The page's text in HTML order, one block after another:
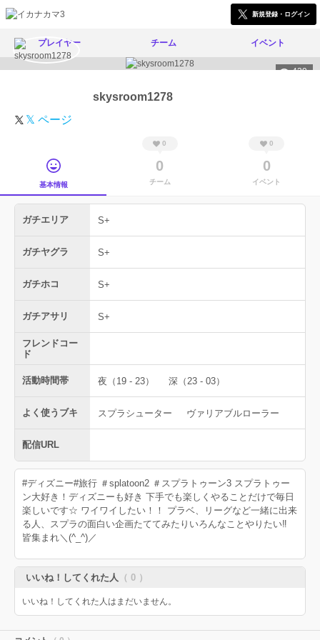
新規登録・ログイン
プレイヤー チーム イベント
439
skysroom1278
𝕏 ページ
基本情報
0
0
チーム
0
0
イベント
ガチエリア S+
ガチヤグラ S+
ガチホコ S+
ガチアサリ S+
フレンドコー
ド
活動時間帯 夜（19 - 23） 深（23 - 03）
よく使うブキ スプラシューター ヴァリアブルローラー
配信URL
#ディズニー#旅行 ＃splatoon2 ＃スプラトゥーン3 スプラトゥー
ン大好き！ディズニーも好き 下手でも楽しくやることだけで毎日
楽しいです☆ ワイワイしたい！！ プラベ、リーグなど一緒に出来
る人、スプラの面白い企画たててみたりいろんなことやりたい‼️
皆集まれ＼(^_^)／
いいね！してくれた人 （ 0 ）
いいね！してくれた人はまだいません。